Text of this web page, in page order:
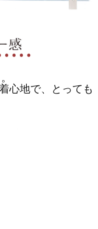
心地で、とっても